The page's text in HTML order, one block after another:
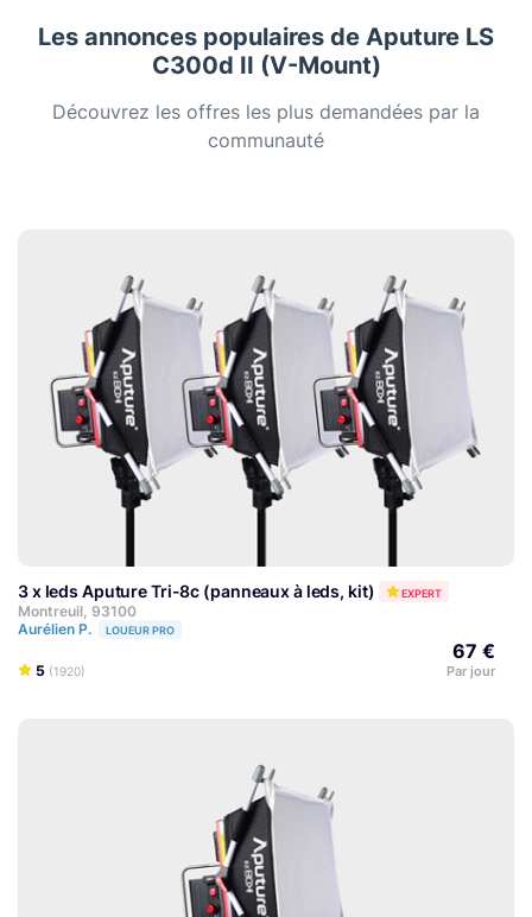
Les annonces populaires de Aputure LS
C300d II (V-Mount)
Découvrez les offres les plus demandées par la
communauté
3 x leds Aputure Tri-8c (panneaux à leds, kit) EXPERT
Montreuil, 93100
Aurélien P.
LOUEUR PRO
5 (1920)
67 €
Par jour